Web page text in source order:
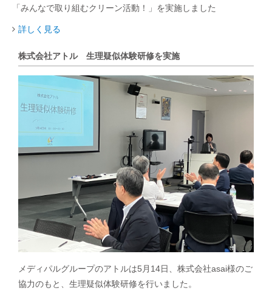
「みんなで取り組むクリーン活動！」を実施しました
詳しく見る
株式会社アトル 生理疑似体験研修を実施
メディパルグループのアトルは5月14日、株式会社asai様のご
協力のもと、生理疑似体験研修を行いました。